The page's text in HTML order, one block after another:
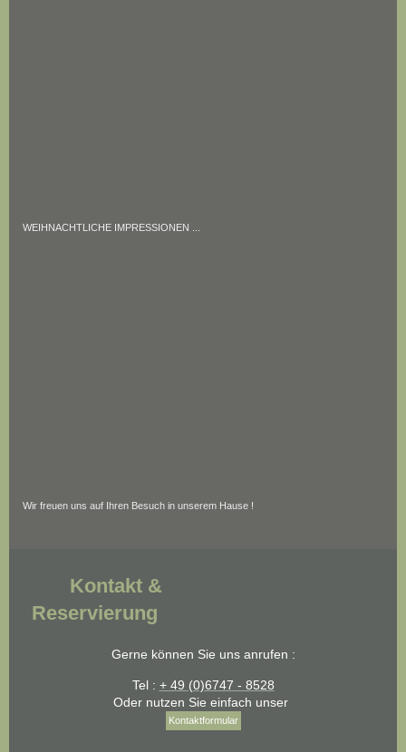
WEIHNACHTLICHE IMPRESSIONEN ...
Wir freuen uns auf Ihren Besuch in unserem Hause !
Kontakt &
Reservierung
Gerne können Sie uns anrufen :
Tel : + 49 (0)6747 - 8528
Oder nutzen Sie einfach unser
Kontaktformular